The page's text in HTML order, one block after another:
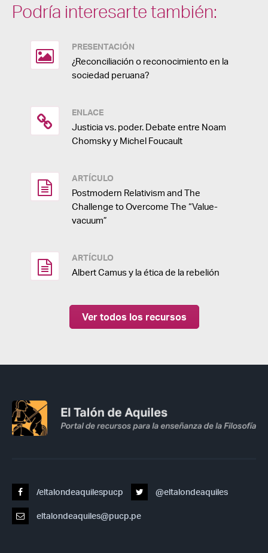
Podría interesarte también:
PRESENTACIÓN
¿Reconciliación o reconocimiento en la
sociedad peruana?
ENLACE
Justicia vs. poder. Debate entre Noam
Chomsky y Michel Foucault
ARTÍCULO
Postmodern Relativism and The
Challenge to Overcome The “Value-
vacuum”
ARTÍCULO
Albert Camus y la ética de la rebelión
Ver todos los recursos
/eltalondeaquilespucp @eltalondeaquiles
eltalondeaquiles@pucp.pe